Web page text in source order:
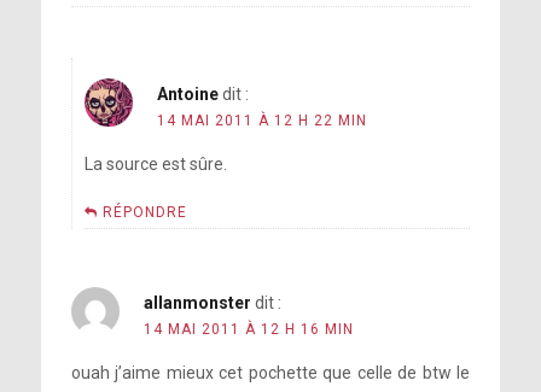
Antoine dit :
14 MAI 2011 À 12 H 22 MIN
La source est sûre.
RÉPONDRE
allanmonster dit :
14 MAI 2011 À 12 H 16 MIN
ouah j’aime mieux cet pochette que celle de btw le